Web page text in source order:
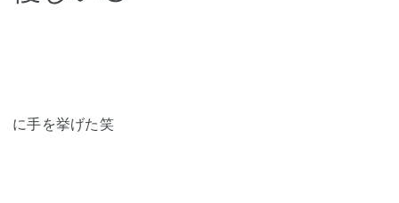
に手を挙げた笑